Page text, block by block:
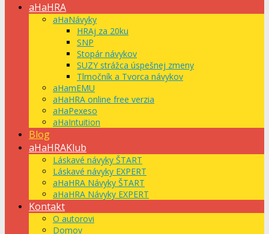
aHaHRA
aHaNávyky
HRAj za 20ku
SNP
Stopár návykov
SUZY strážca úspešnej zmeny
Tlmočník a Tvorca návykov
aHamEMU
aHaHRA online free verzia
aHaPexeso
aHaIntuition
Blog
aHaHRAKlub
Láskavé návyky ŠTART
Láskavé návyky EXPERT
aHaHRA Návyky ŠTART
aHaHRA Návyky EXPERT
Kontakt
O autorovi
Domov